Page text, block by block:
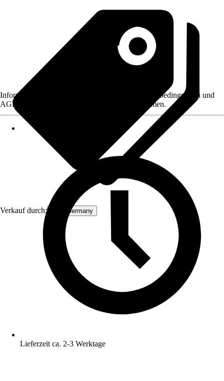
Verkauf durch: ECD Germany
Informationen des Verkäufers, wie z. B. Rückgabebedingungen und
AGB, finden Sie bei Klick auf den Verkäufernamen.
Lieferzeit ca. 2-3 Werktage